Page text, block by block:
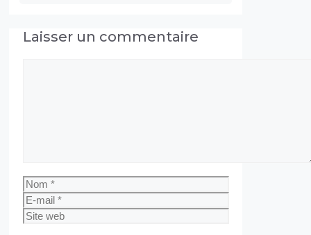
Laisser un commentaire
Nom
E-
mail
Site
web